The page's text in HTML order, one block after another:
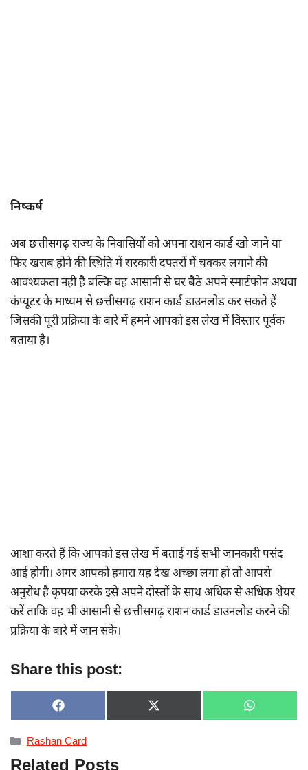
निष्कर्ष
अब छत्तीसगढ़ राज्य के निवासियों को अपना राशन कार्ड खो जाने या
फिर खराब होने की स्थिति में सरकारी दफ्तरों में चक्कर लगाने की
आवश्यकता नहीं है बल्कि वह आसानी से घर बैठे अपने स्मार्टफोन अथवा
कंप्यूटर के माध्यम से छत्तीसगढ़ राशन कार्ड डाउनलोड कर सकते हैं
जिसकी पूरी प्रक्रिया के बारे में हमने आपको इस लेख में विस्तार पूर्वक
बताया है।
आशा करते हैं कि आपको इस लेख में बताई गई सभी जानकारी पसंद
आई होगी। अगर आपको हमारा यह देख अच्छा लगा हो तो आपसे
अनुरोध है कृपया करके इसे अपने दोस्तों के साथ अधिक से अधिक शेयर
करें ताकि वह भी आसानी से छत्तीसगढ़ राशन कार्ड डाउनलोड करने की
प्रक्रिया के बारे में जान सके।
Share this post:
SHARE
ON
F
A
C
E
B
SHARE
ON
X
(
SHARE
ON
W
H
Categories
Rashan Card
Related Posts